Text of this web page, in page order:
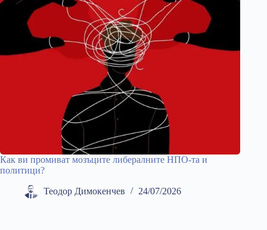
Как ви промиват мозъците либералните НПО-та и
политици?
Теодор Димокенчев 24/07/2026